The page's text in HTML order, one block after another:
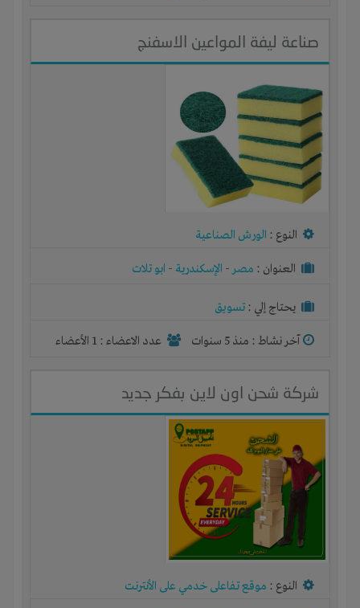
صناعة ليفة المواعين الاسفنج
النوع : الورش الصناعية
العنوان : مصر- الإسكندرية - ابو تلات
يحتاج إلي : تسويق
آخر نشاط : منذ 5 سنوات عدد الاعضاء : 1 الأعضاء
شركة شحن اون لاين بفكر جديد
النوع : موقع تفاعلى خدمي على الأنترنت